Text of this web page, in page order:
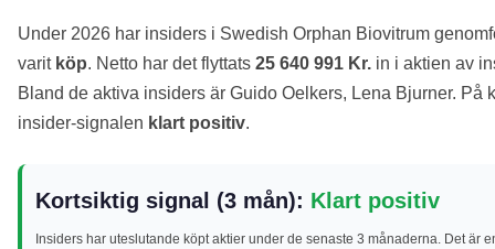
Under 2026 har insiders i Swedish Orphan Biovitrum
varit köp. Netto har det flyttats 25 640 991 Kr. in i aktien av
Bland de aktiva insiders är Guido Oelkers, Lena Bjurner. På
insider-signalen klart positiv.
Kortsiktig signal (3 mån): Klart positiv
Insiders har uteslutande köpt aktier under de senaste 3 månaderna. Det är